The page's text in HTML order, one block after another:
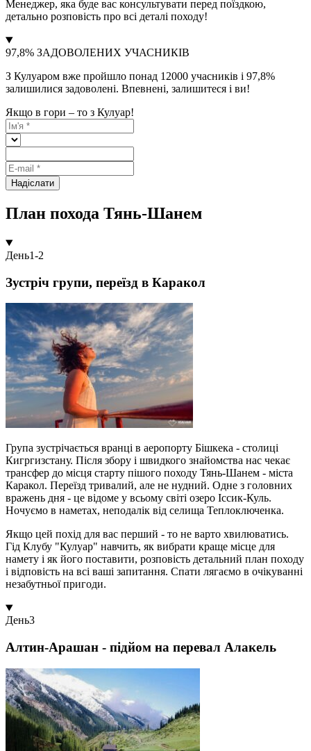
Менеджер, яка буде вас консультувати перед поїздкою,
детально розповість про всі деталі походу!
97,8% ЗАДОВОЛЕНИХ УЧАСНИКІВ
З Кулуаром вже пройшло понад 12000 учасників і 97,8%
залишилися задоволені. Впевнені, залишитеся і ви!
Якщо в гори – то з Кулуар!
Надіслати
План похода Тянь-Шанем
День1-2
Зустріч групи, переїзд в Каракол
Група зустрічається вранці в аеропорту Бішкека - столиці
Кигргизстану. Після збору і швидкого знайомства нас чекає
трансфер до місця старту пішого походу Тянь-Шанем - міста
Каракол. Переїзд тривалий, але не нудний. Одне з головних
вражень дня - це відоме у всьому світі озеро Іссик-Куль.
Ночуємо в наметах, неподалік від селища Теплоключенка.
Якщо цей похід для вас перший - то не варто хвилюватись.
Гід Клубу "Кулуар" навчить, як вибрати краще місце для
намету і як його поставити, розповість детальний план походу
і відповість на всі ваші запитання. Спати лягаємо в очікуванні
незабутньої пригоди.
День3
Алтин-Арашан - підйом на перевал Алакель